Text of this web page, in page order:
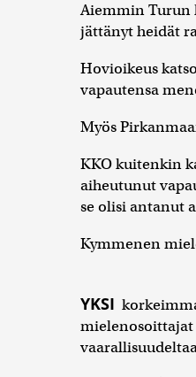
Aiemmin Turun
jättänyt heidät
Hovioikeus
vapautensa
Myös
KKO kuitenkin
aiheutunut
se olisi antanut
Kymmenen
YKSI
mielenosoittajat